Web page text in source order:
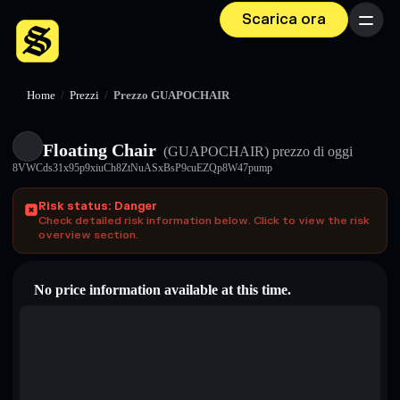
Scarica ora Menu
Home / Prezzi / Prezzo GUAPOCHAIR
Floating Chair (GUAPOCHAIR) prezzo di oggi
8VWCds31x95p9xiuCh8ZtNuASxBsP9cuEZQp8W47pump
Risk status: Danger
Check detailed risk information below. Click to view the risk
overview section.
No price information available at this time.